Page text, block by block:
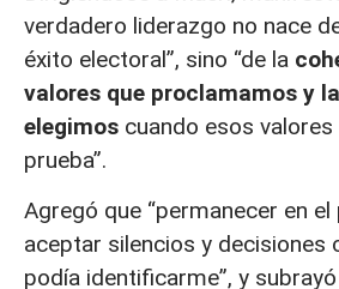
verdadero liderazgo no nace
éxito electoral”, sino “de la
valores que proclamamos y
elegimos cuando esos
prueba”.
Agregó que “permanecer en
aceptar silencios y decisiones
podía identificarme”, y